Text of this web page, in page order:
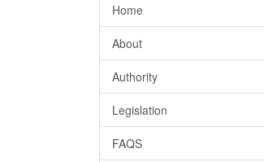
Home
About
Authority
Legislation
FAQS